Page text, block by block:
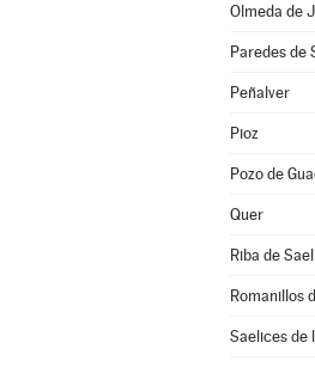
Olmeda de
Paredes de
Peñalver
Pioz
Pozo de
Quer
Riba de
Romanillos
Saelices de